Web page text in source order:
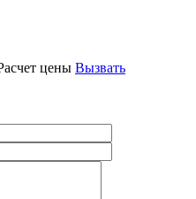
цены Вызвать